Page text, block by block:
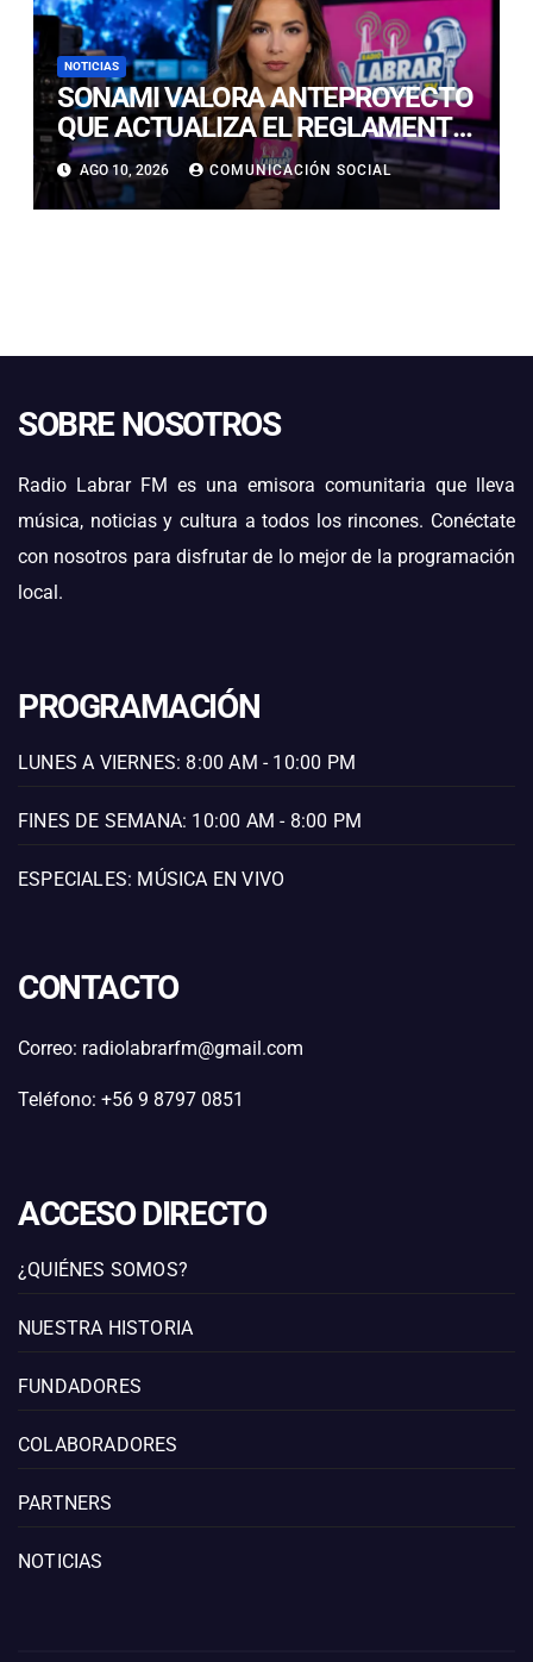
NOTICIAS
SONAMI VALORA ANTEPROYECTO
QUE ACTUALIZA EL REGLAMENTO
DEL SEIA Y REAFIRMA LA
NECESIDAD DE UNA AGENDA
INTEGRAL PARA FORTALECER LA
AGO 10, 2026 COMUNICACIÓN SOCIAL
SOBRE NOSOTROS
Radio Labrar FM es una emisora comunitaria que lleva
música, noticias y cultura a todos los rincones. Conéctate
con nosotros para disfrutar de lo mejor de la programación
local.
PROGRAMACIÓN
LUNES A VIERNES: 8:00 AM - 10:00 PM
FINES DE SEMANA: 10:00 AM - 8:00 PM
ESPECIALES: MÚSICA EN VIVO
CONTACTO
Correo: radiolabrarfm@gmail.com
Teléfono: +56 9 8797 0851
ACCESO DIRECTO
¿QUIÉNES SOMOS?
NUESTRA HISTORIA
FUNDADORES
COLABORADORES
PARTNERS
NOTICIAS